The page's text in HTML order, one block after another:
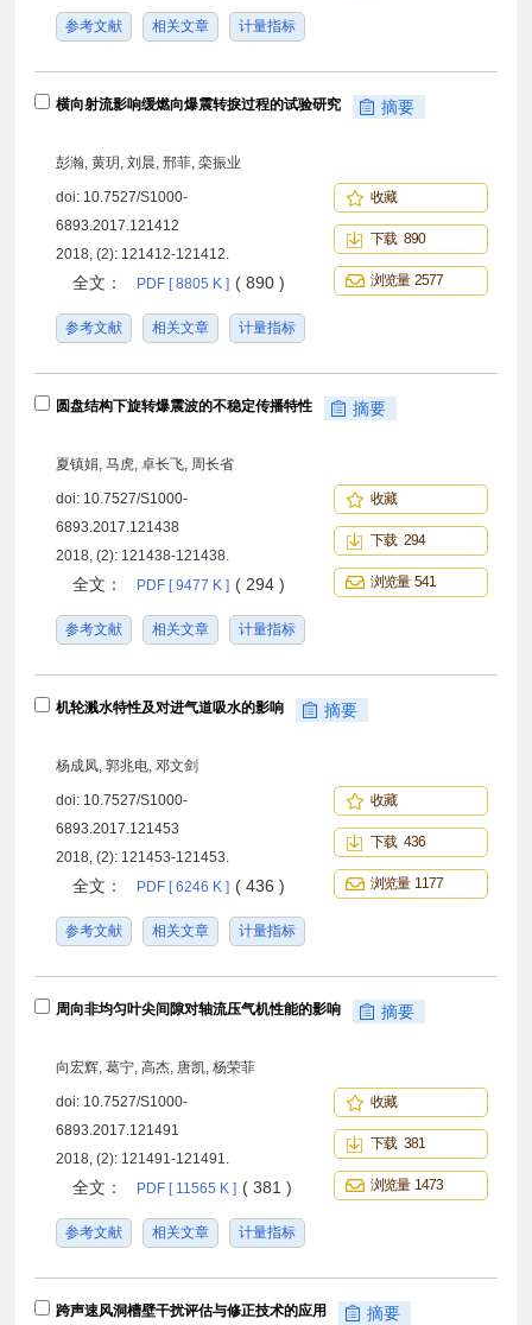
参考文献 相关文章 计量指标
横向射流影响缓燃向爆震转捩过程的试验研究 摘要
彭瀚, 黄玥, 刘晨, 邢菲, 栾振业
doi: 10.7527/S1000-
6893.2017.121412
2018, (2): 121412-121412.
全文： PDF [ 8805 K ] ( 890 )
参考文献 相关文章 计量指标
收藏
下载 890
浏览量 2577
圆盘结构下旋转爆震波的不稳定传播特性 摘要
夏镇娟, 马虎, 卓长飞, 周长省
doi: 10.7527/S1000-
6893.2017.121438
2018, (2): 121438-121438.
全文： PDF [ 9477 K ] ( 294 )
参考文献 相关文章 计量指标
收藏
下载 294
浏览量 541
机轮溅水特性及对进气道吸水的影响 摘要
杨成凤, 郭兆电, 邓文剑
doi: 10.7527/S1000-
6893.2017.121453
2018, (2): 121453-121453.
全文： PDF [ 6246 K ] ( 436 )
参考文献 相关文章 计量指标
收藏
下载 436
浏览量 1177
周向非均匀叶尖间隙对轴流压气机性能的影响 摘要
向宏辉, 葛宁, 高杰, 唐凯, 杨荣菲
doi: 10.7527/S1000-
6893.2017.121491
2018, (2): 121491-121491.
全文： PDF [ 11565 K ] ( 381 )
参考文献 相关文章 计量指标
收藏
下载 381
浏览量 1473
跨声速风洞槽壁干扰评估与修正技术的应用 摘要